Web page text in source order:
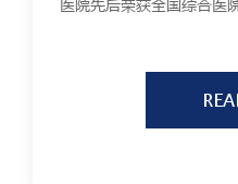
院”等称号；被授予“湖